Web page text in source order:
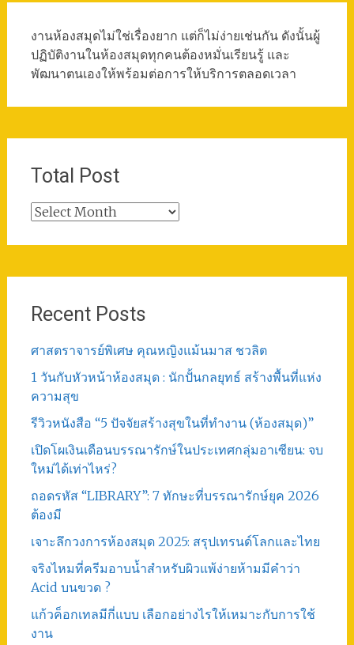
งานห้องสมุดไม่ใช่เรื่องยาก แต่ก็ไม่ง่ายเช่นกัน ดังนั้นผู้
ปฏิบัติงานในห้องสมุดทุกคนต้องหมั่นเรียนรู้ และ
พัฒนาตนเองให้พร้อมต่อการให้บริการตลอดเวลา
Total Post
Total
Recent Posts
ศาสตราจารย์พิเศษ คุณหญิงแม้นมาส ชวลิต
1 วันกับหัวหน้าห้องสมุด : นักปั้นกลยุทธ์ สร้างพื้นที่แห่ง
ความสุข
รีวิวหนังสือ “5 ปัจจัยสร้างสุขในที่ทำงาน (ห้องสมุด)”
เปิดโผเงินเดือนบรรณารักษ์ในประเทศกลุ่มอาเซียน: จบ
ใหม่ได้เท่าไหร่?
ถอดรหัส “LIBRARY”: 7 ทักษะที่บรรณารักษ์ยุค 2026
ต้องมี
เจาะลึกวงการห้องสมุด 2025: สรุปเทรนด์โลกและไทย
จริงไหมที่ครีมอาบน้ำสำหรับผิวแพ้ง่ายห้ามมีคำว่า
Acid บนขวด ?
แก้วค็อกเทลมีกี่แบบ เลือกอย่างไรให้เหมาะกับการใช้
งาน